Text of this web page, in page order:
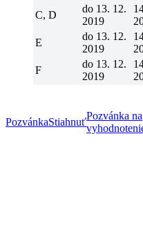
C, D
do 13. 12.
2019
E
do 13. 12.
2019
F
do 13. 12.
2019
PozvánkaStiahnuť
Pozvánka na